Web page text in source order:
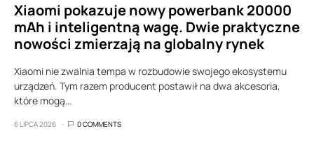
Xiaomi pokazuje nowy powerbank 20000
mAh i inteligentną wagę. Dwie praktyczne
nowości zmierzają na globalny rynek
Xiaomi nie zwalnia tempa w rozbudowie swojego ekosystemu
urządzeń. Tym razem producent postawił na dwa akcesoria,
które mogą…
6 LIPCA 2026 0 COMMENTS